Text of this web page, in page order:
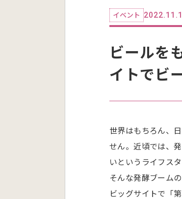
イベント
ビールを
イトでビ
世界はもちろん、
せん。近頃では、
いというライフス
そんな発酵ブーム
ビッグサイトで「